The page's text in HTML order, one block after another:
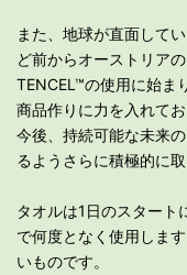
また、地球が直⾯して
ど前からオーストリア
TENCEL™の使⽤に始ま
商品作りに⼒を⼊れてお
今後、持続可能な未来
るようさらに積極的に
タオルは1⽇のスタート
で何度となく使⽤しま
いものです。